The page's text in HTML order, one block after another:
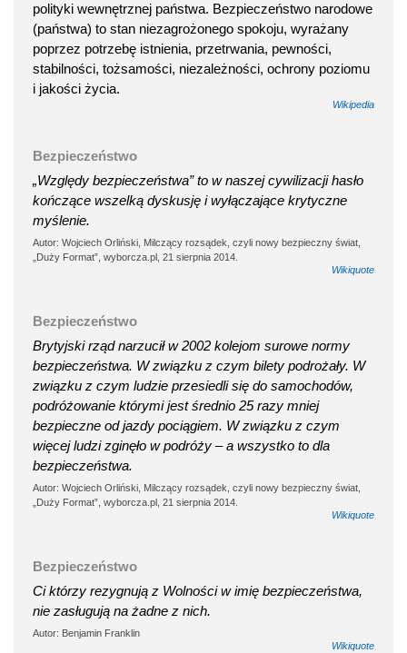
polityki wewnętrznej państwa. Bezpieczeństwo narodowe
(państwa) to stan niezagrożonego spokoju, wyrażany
poprzez potrzebę istnienia, przetrwania, pewności,
stabilności, tożsamości, niezależności, ochrony poziomu
i jakości życia.
Wikipedia
Bezpieczeństwo
„Względy bezpieczeństwa” to w naszej cywilizacji hasło
kończące wszelką dyskusję i wyłączające krytyczne
myślenie.
Autor: Wojciech Orliński, Milczący rozsądek, czyli nowy bezpieczny świat,
„Duży Format”, wyborcza.pl, 21 sierpnia 2014.
Wikiquote
Bezpieczeństwo
Brytyjski rząd narzucił w 2002 kolejom surowe normy
bezpieczeństwa. W związku z czym bilety podrożały. W
związku z czym ludzie przesiedli się do samochodów,
podróżowanie którymi jest średnio 25 razy mniej
bezpieczne od jazdy pociągiem. W związku z czym
więcej ludzi zginęło w podróży – a wszystko to dla
bezpieczeństwa.
Autor: Wojciech Orliński, Milczący rozsądek, czyli nowy bezpieczny świat,
„Duży Format”, wyborcza.pl, 21 sierpnia 2014.
Wikiquote
Bezpieczeństwo
Ci którzy rezygnują z Wolności w imię bezpieczeństwa,
nie zasługują na żadne z nich.
Autor: Benjamin Franklin
Wikiquote